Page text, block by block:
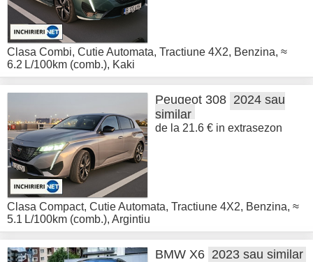
Clasa Combi, Cutie Automata, Tractiune 4X2, Benzina, ≈
6.2 L/100km (comb.), Kaki
Peugeot 308 2024 sau
similar
de la 21.6 € in extrasezon
Clasa Compact, Cutie Automata, Tractiune 4X2, Benzina, ≈
5.1 L/100km (comb.), Argintiu
BMW X6 2023 sau similar